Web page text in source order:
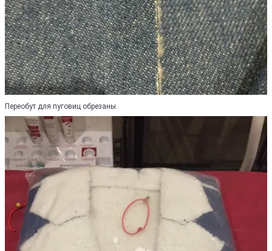
Переобут для пуговиц обрезаны.